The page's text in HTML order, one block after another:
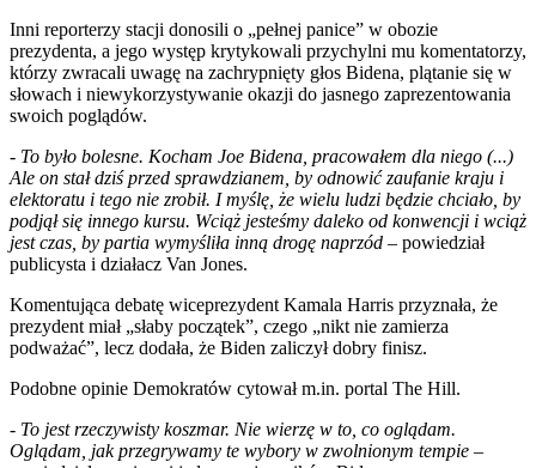
Inni reporterzy stacji donosili o „pełnej panice” w obozie
prezydenta, a jego występ krytykowali przychylni mu komentatorzy,
którzy zwracali uwagę na zachrypnięty głos Bidena, plątanie się w
słowach i niewykorzystywanie okazji do jasnego zaprezentowania
swoich poglądów.
- To było bolesne. Kocham Joe Bidena, pracowałem dla niego (...)
Ale on stał dziś przed sprawdzianem, by odnowić zaufanie kraju i
elektoratu i tego nie zrobił. I myślę, że wielu ludzi będzie chciało, by
podjął się innego kursu. Wciąż jesteśmy daleko od konwencji i wciąż
jest czas, by partia wymyśliła inną drogę naprzód – powiedział
publicysta i działacz Van Jones.
Komentująca debatę wiceprezydent Kamala Harris przyznała, że
prezydent miał „słaby początek”, czego „nikt nie zamierza
podważać”, lecz dodała, że Biden zaliczył dobry finisz.
Podobne opinie Demokratów cytował m.in. portal The Hill.
- To jest rzeczywisty koszmar. Nie wierzę w to, co oglądam.
Oglądam, jak przegrywamy te wybory w zwolnionym tempie –